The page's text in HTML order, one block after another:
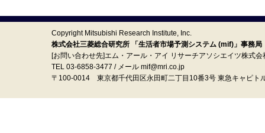
Copyright Mitsubishi Research Institute, Inc.
株式会社三菱総合研究所 「生活者市場予測システム (mif)」事務局
[お問い合わせ先]エム・アール・アイ リサーチアソシエイツ株式会
TEL 03-6858-3477 / メール mif@mri.co.jp
〒100‐0014 東京都千代田区永田町二丁目10番3号 東急キャピト